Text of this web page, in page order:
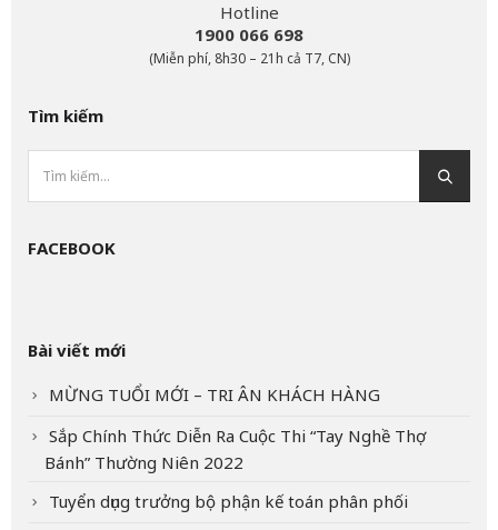
Hotline
1900 066 698
(Miễn phí, 8h30 – 21h cả T7, CN)
Tìm kiếm
FACEBOOK
Bài viết mới
MỪNG TUỔI MỚI – TRI ÂN KHÁCH HÀNG
Sắp Chính Thức Diễn Ra Cuộc Thi “Tay Nghề Thợ
Bánh” Thường Niên 2022
Tuyển dụng trưởng bộ phận kế toán phân phối